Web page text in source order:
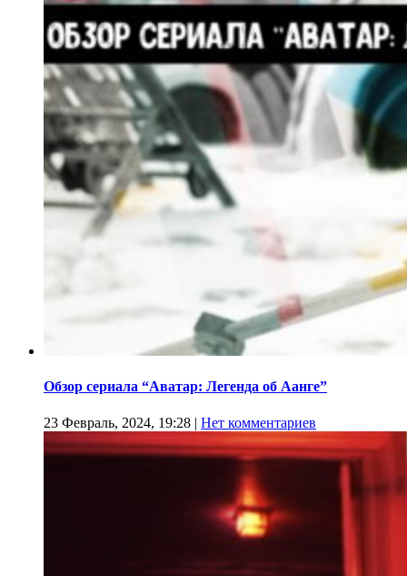
Обзор сериала “Аватар: Легенда об Аанге”
23 Февраль, 2024, 19:28 | Нет комментариев